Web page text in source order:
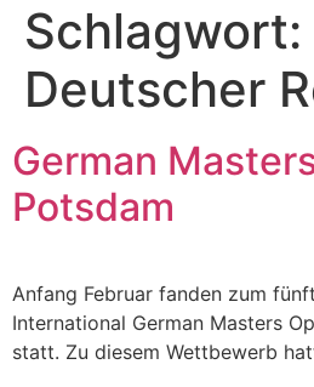
Schlagwort:
Deutscher
German
Potsdam
Anfang Februar fanden zum
International German Masters
statt. Zu diesem Wettbewerb